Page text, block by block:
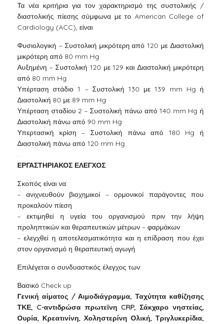
Τα νέα κριτήρια για τον χαρακτηρισμό της συστολικής /
διαστολικής πίεσης σύμφωνα με το American College of
Cardiology (ACC), είναι:
Φυσιολογική – Συστολική μικρότερη από 120 με Διαστολική
μικρότερη από 80 mm Hg
Αυξημένη – Συστολική 120 με 129 και Διαστολική μικρότερη
από 80 mm Hg
Υπέρταση στάδιο 1 – Συστολική 130 με 139 mm Hg ή
Διαστολική 80 με 89 mm Hg
Υπέρταση σταδίου 2 – Συστολική πάνω από 140 mm Hg ή
Διαστολική πάνω από 90 mm Hg
Υπερτασική κρίση – Συστολική πάνω από 180 Hg ή
Διαστολική πάνω από 120 mm Hg
.
ΕΡΓΑΣΤΗΡΙΑΚΟΣ ΕΛΕΓΧΟΣ
Σκοπός είναι να:
– ανιχνευθούν βιοχημικοί – ορμονικοί παράγοντες που
προκαλούν πίεση
– εκτιμηθεί η υγεία του οργανισμού πριν την λήψη
προληπτικών και θεραπευτικών μέτρων – φαρμάκων
– ελεγχθεί η αποτελεσματικότητα και η επίδραση που έχει
στον οργανισμό η θεραπευτική αγωγή
Επιλέγεται ο συνδυαστικός έλεγχος των:
Βασικό Check up
Γενική αίματος / Αιμοδιάγραμμα, Ταχύτητα καθίζησης
ΤΚΕ, C-αντιδρώσα πρωτεϊνη CRP, Σάκχαρο νηστείας,
Ουρία, Κρεατινίνη, Χοληστερίνη Ολική, Τριγλυκερίδια,